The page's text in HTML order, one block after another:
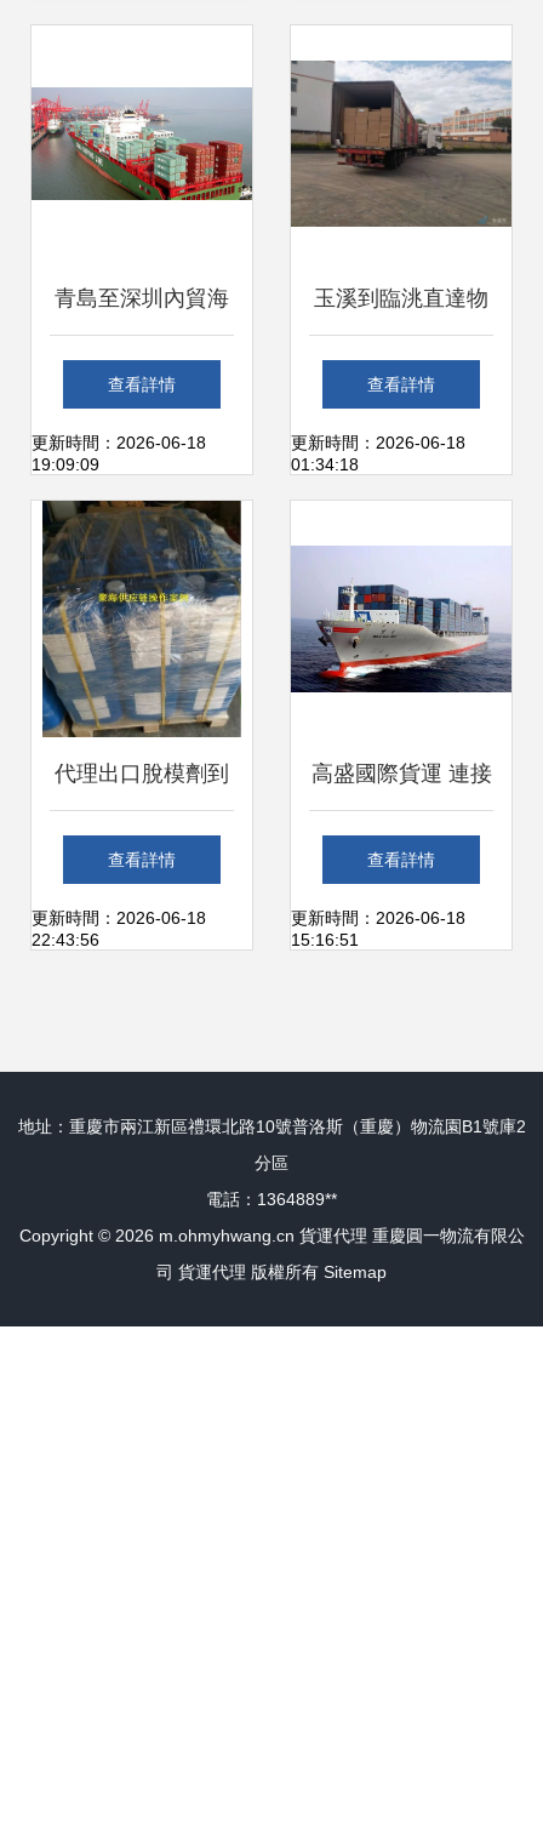
青島至深圳內貿海
運門到門物流服務
高清圖解與專業貨
運代理指南
查看詳情
更新時間：2026-06-18
19:09:09
玉溪到臨洮直達物
流運輸服務全解析
轎車托運與貨運代
查看詳情
更新時間：2026-06-18
01:34:18
代理出口脫模劑到
越南胡志明 海運貨
運代理全流程指南
查看詳情
更新時間：2026-06-18
22:43:56
高盛國際貨運 連接
廈門與印巴市場的
專業國際運輸代理
查看詳情
更新時間：2026-06-18
15:16:51
地址：重慶市兩江新區禮環北路10號普洛斯（重慶）物流園B1號庫2
分區
電話：1364889**
Copyright © 2026 m.ohmyhwang.cn 貨運代理 重慶圓一物流有限公
司 貨運代理 版權所有 Sitemap